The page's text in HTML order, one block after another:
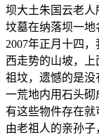
坝大土朱国云老
坟墓在纳落坝一地
2007年正月十四
西走势的山坡，
祖坟，遗憾的是
一荒地内用石头砌
有这些物件存在
由老祖人的亲孙